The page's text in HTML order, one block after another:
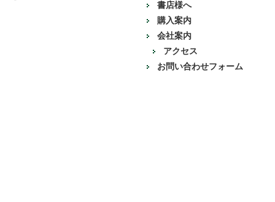
書店様へ
購入案内
会社案内
アクセス
お問い合わせフォーム